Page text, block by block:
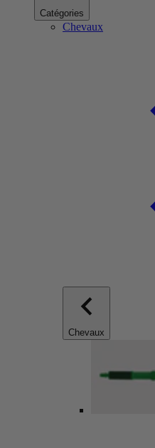
Catégories
Chevaux
Chevaux